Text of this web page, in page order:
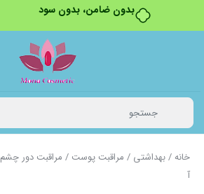
بدون ضامن، بدون سود
خانه/بهداشتی / مراقبت پوست / مراقبت دور چشم
آ